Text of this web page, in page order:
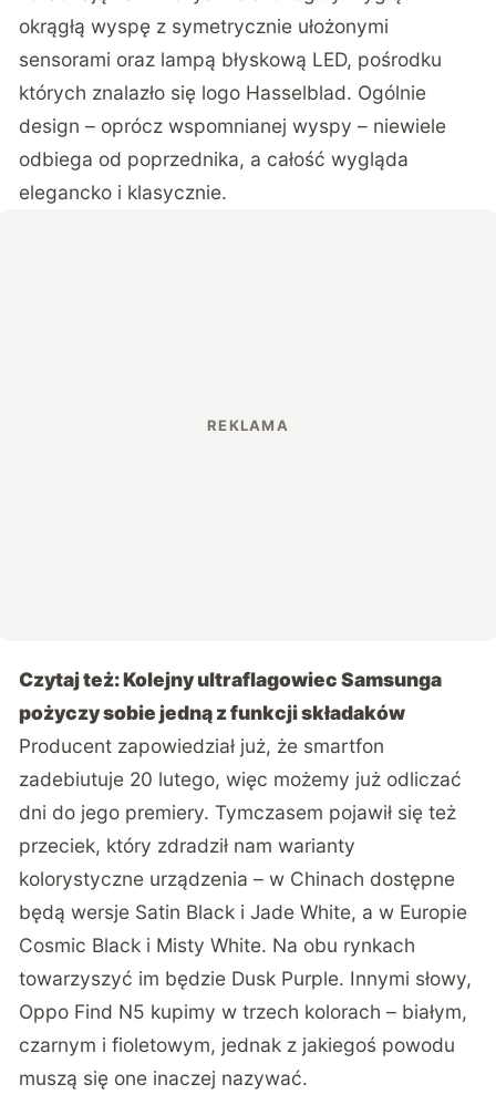
okrągłą wyspę z symetrycznie ułożonymi
sensorami oraz lampą błyskową LED, pośrodku
których znalazło się logo Hasselblad. Ogólnie
design – oprócz wspomnianej wyspy – niewiele
odbiega od poprzednika, a całość wygląda
elegancko i klasycznie.
Czytaj też:Kolejny ultraflagowiec Samsunga
pożyczy sobie jedną z funkcji składaków
Producent zapowiedział już, że smartfon
zadebiutuje 20 lutego, więc możemy już odliczać
dni do jego premiery. Tymczasem pojawił się też
przeciek, który zdradził nam warianty
kolorystyczne urządzenia – w Chinach dostępne
będą wersje Satin Black i Jade White, a w Europie
Cosmic Black i Misty White. Na obu rynkach
towarzyszyć im będzie Dusk Purple. Innymi słowy,
Oppo Find N5 kupimy w trzech kolorach – białym,
czarnym i fioletowym, jednak z jakiegoś powodu
muszą się one inaczej nazywać.